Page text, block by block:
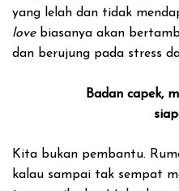
yang lelah dan tidak
lovebiasanya akan
dan berujung pada stress
Badan capek,
Kita bukan pembantu.
kalau sampai tak sempat